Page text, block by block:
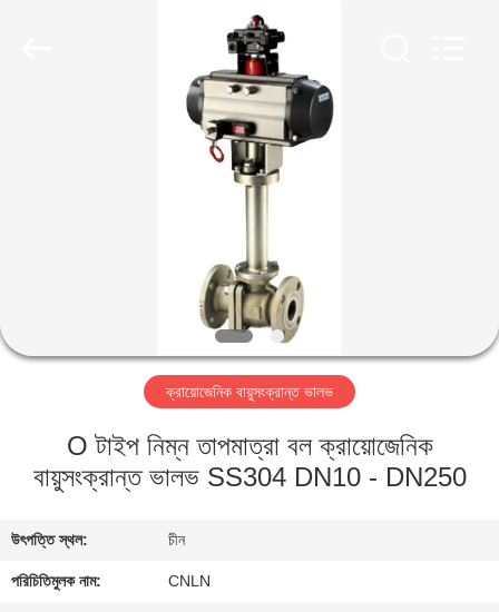
আমাদের
সম্পর্কে
কারখানা
ভ্রমণ
মান
নিয়ন্ত্রণ
ক্রায়োজেনিক বায়ুসংক্রান্ত ভালভ
O টাইপ নিম্ন তাপমাত্রা বল ক্রায়োজেনিক
বায়ুসংক্রান্ত ভালভ SS304 DN10 - DN250
উৎপত্তি স্থল: চীন
পরিচিতিমুলক নাম: CNLN